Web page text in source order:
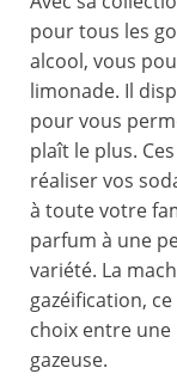
pour tous les
alcool, vous
limonade. Il
pour vous
plaît le plus.
réaliser vos
à toute votre
parfum à une
variété. La
gazéification,
choix entre
gazeuse.